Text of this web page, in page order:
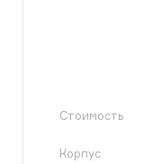
Стоимость
Корпус